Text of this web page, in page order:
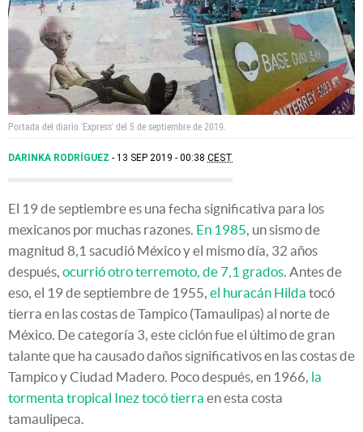
Portada del diario 'Express' del 5 de septiembre de 2019.
DARINKA RODRÍGUEZ 13 SEP 2019 - 00:38 CEST
El 19 de septiembre es una fecha significativa para los
mexicanos por muchas razones. En 1985, un sismo de
magnitud 8,1 sacudió México y el mismo día, 32 años
después, ocurrió otro terremoto, de 7,1 grados. Antes de
eso, el 19 de septiembre de 1955, el huracán Hilda tocó
tierra en las costas de Tampico (Tamaulipas) al norte de
México. De categoría 3, este ciclón fue el último de gran
talante que ha causado daños significativos en las costas de
Tampico y Ciudad Madero. Poco después, en 1966, la
tormenta tropical Inez tocó tierra en esta costa
tamaulipeca.